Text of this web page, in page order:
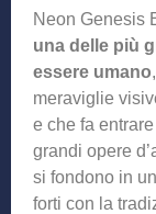
Neon Genesis
una delle più
essere umano
meraviglie
e che fa
grandi opere
si fondono in
forti con la